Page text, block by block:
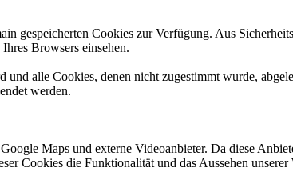
gespeicherten Cookies zur Verfügung. Aus
Browsers einsehen.
alle Cookies, denen nicht zugestimmt wurde,
werden.
Maps und externe Videoanbieter. Da diese
Cookies die Funktionalität und das Aussehen